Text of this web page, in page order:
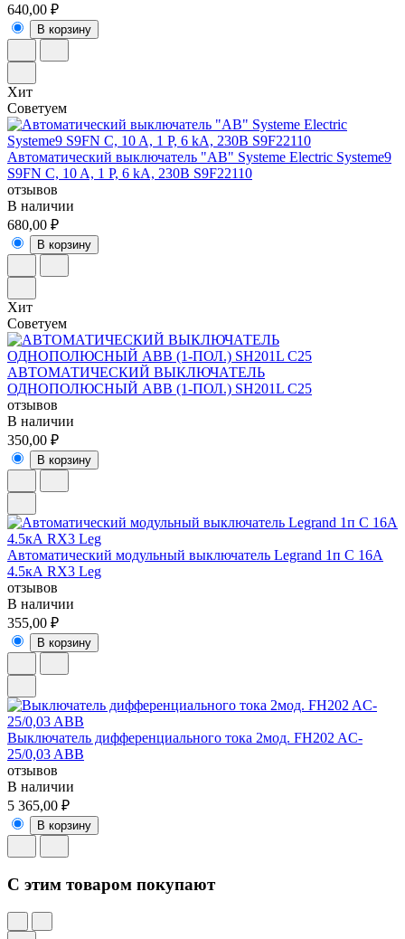
640,00 ₽
В корзину
Хит
Советуем
Автоматический выключатель "АВ" Systeme Electric Systeme9
S9FN C, 10 A, 1 P, 6 kA, 230В S9F22110
отзывов
В наличии
680,00 ₽
В корзину
Хит
Советуем
АВТОМАТИЧЕСКИЙ ВЫКЛЮЧАТЕЛЬ
ОДНОПОЛЮСНЫЙ ABB (1-ПОЛ.) SH201L C25
отзывов
В наличии
350,00 ₽
В корзину
Автоматический модульный выключатель Legrand 1п C 16А
4.5кА RX3 Leg
отзывов
В наличии
355,00 ₽
В корзину
Выключатель дифференциального тока 2мод. FH202 AC-
25/0,03 ABB
отзывов
В наличии
5 365,00 ₽
В корзину
C этим товаром покупают